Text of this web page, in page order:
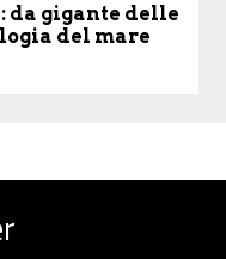
gigante delle
del mare